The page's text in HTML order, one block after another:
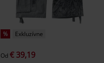
% Exkluzívne
Od € 39,19